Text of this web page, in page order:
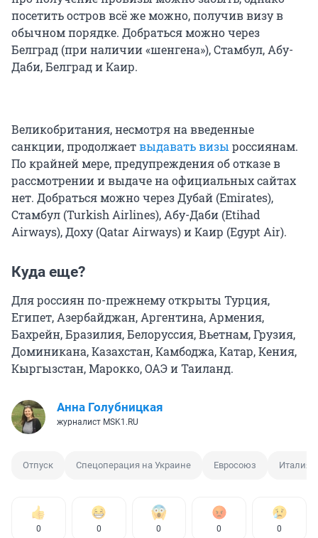
посетить остров всё же можно, получив визу в
обычном порядке. Добраться можно через
Белград (при наличии «шенгена»), Стамбул, Абу-
Даби, Белград и Каир.
Великобритания, несмотря на введенные
санкции, продолжаетвыдавать визы россиянам.
По крайней мере, предупреждения об отказе в
рассмотрении и выдаче на официальных сайтах
нет. Добраться можно через Дубай (Emirates),
Стамбул (Turkish Airlines), Абу-Даби (Etihad
Airways), Доху (Qatar Airways) и Каир (Egypt Air).
Куда еще?
Для россиян по-прежнему открыты Турция,
Египет, Азербайджан, Аргентина, Армения,
Бахрейн, Бразилия, Белоруссия, Вьетнам, Грузия,
Доминикана, Казахстан, Камбоджа, Катар, Кения,
Кыргызстан, Марокко, ОАЭ и Таиланд.
Анна Голубницкая
журналист MSK1.RU
Отпуск Спецоперация на Украине Евросоюз Италия
0 0 0 0 0